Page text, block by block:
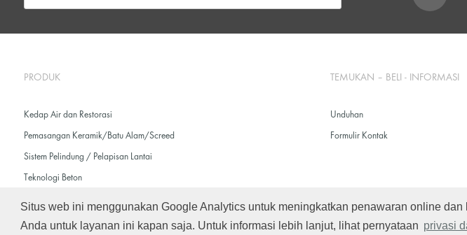
Situs web ini menggunakan Google Analytics untuk meningkatkan penawaran online
Anda untuk layanan ini kapan saja. Untuk informasi lebih lanjut, lihat pernyataan privasi
PRODUK
Kedap Air dan Restorasi
Pemasangan Keramik/Batu Alam/Screed
Sistem Pelindung / Pelapisan Lantai
Teknologi Beton
TEMUKAN – BELI - INFORMASI
Unduhan
Formulir Kontak